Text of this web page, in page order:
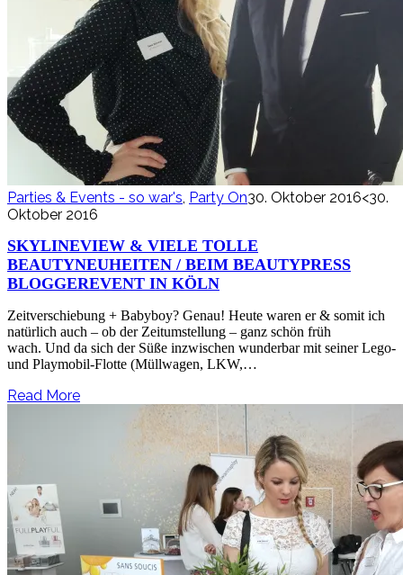
Parties & Events - so war's, Party On30. Oktober 2016<30.
Oktober 2016
SKYLINEVIEW & VIELE TOLLE
BEAUTYNEUHEITEN / BEIM BEAUTYPRESS
BLOGGEREVENT IN KÖLN
Zeitverschiebung + Babyboy? Genau! Heute waren er & somit ich
natürlich auch – ob der Zeitumstellung – ganz schön früh
wach. Und da sich der Süße inzwischen wunderbar mit seiner Lego-
und Playmobil-Flotte (Müllwagen, LKW,…
Read More